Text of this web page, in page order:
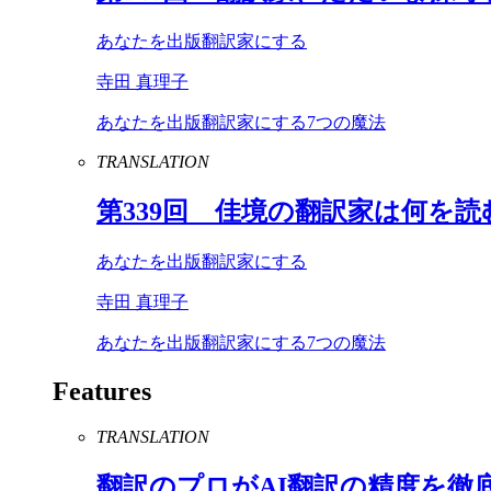
あなたを出版翻訳家にする
寺田 真理子
あなたを出版翻訳家にする7つの魔法
TRANSLATION
第339回 佳境の翻訳家は何を読
あなたを出版翻訳家にする
寺田 真理子
あなたを出版翻訳家にする7つの魔法
Features
TRANSLATION